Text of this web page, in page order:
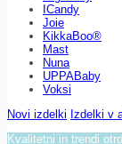
ICandy
Joie
KikkaBoo®
Mast
Nuna
UPPABaby
Voksi
Novi izdelki Izdelki v
Kvalitetni in trendi